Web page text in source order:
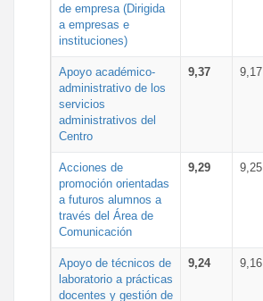
de empresa (Dirigida
a empresas e
instituciones)
Apoyo académico-
administrativo de los
servicios
administrativos del
Centro
9,37 9,17
Acciones de
promoción orientadas
a futuros alumnos a
través del Área de
Comunicación
9,29 9,25
Apoyo de técnicos de
laboratorio a prácticas
docentes y gestión de
9,24 9,16